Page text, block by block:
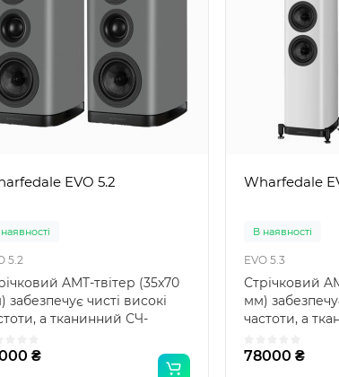
EVO 5.2
5.2
AMT-твітер (35x70
забезпечує чисті високі
а тканинний СЧ-
₴
Wharfedale
В наявності
EVO 5.3
Стрічковий
мм)
частоти, а
78000 ₴